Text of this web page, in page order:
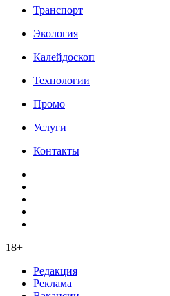
Транспорт
Экология
Калейдоскоп
Технологии
Промо
Услуги
Контакты
18+
Редакция
Реклама